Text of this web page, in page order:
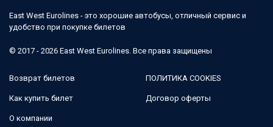
East West Eurolines - это хорошие автобусы, отличный сервис и
удобство при покупке билетов
© 2017 - 2026 East West Eurolines. Все права защищены
Возврат билетов
Как купить билет
О компании
ПОЛИТИКА COOKIES
Договор оферты